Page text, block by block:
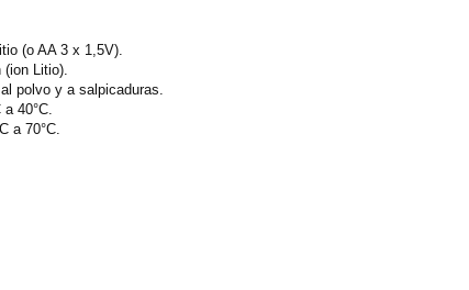
(o AA 3 x 1,5V).
Litio).
polvo y a salpicaduras.
40°C.
a 70°C.